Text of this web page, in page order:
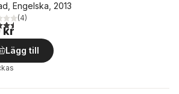
Engelska, 2013
5 stjärnor. Totalt antal röster:
(4)
kr
Lägg till